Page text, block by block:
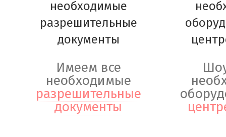
Имеем все
необходимые
разрешительные
документы